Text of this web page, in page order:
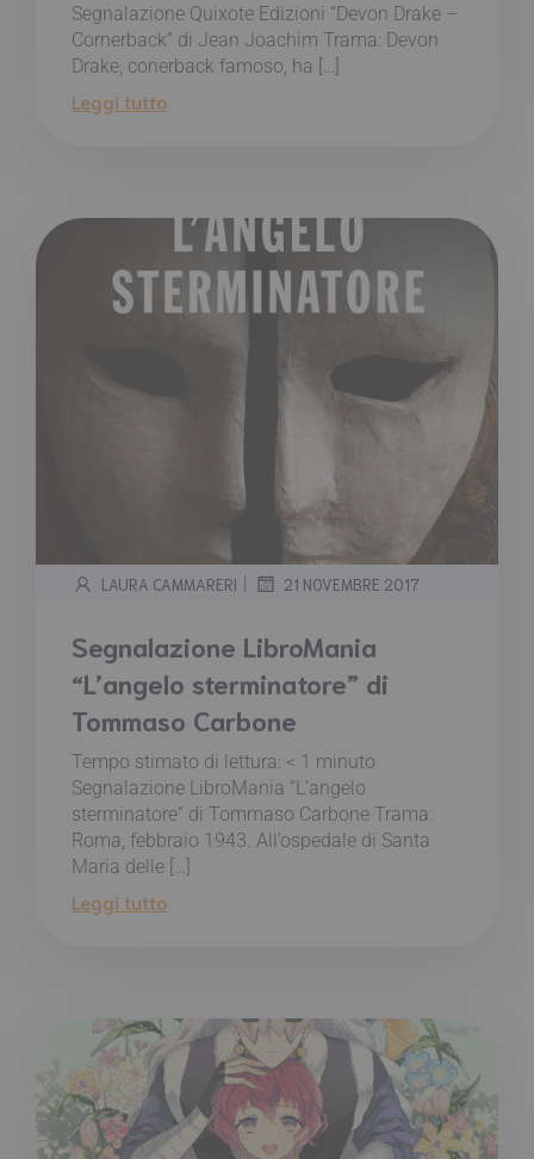
Segnalazione Quixote Edizioni “Devon Drake –
Cornerback” di Jean Joachim Trama: Devon
Drake, conerback famoso, ha […]
Leggi tutto
LAURA CAMMARERI | 21 NOVEMBRE 2017
Segnalazione LibroMania
“L’angelo sterminatore” di
Tommaso Carbone
Tempo stimato di lettura: < 1 minuto
Segnalazione LibroMania “L’angelo
sterminatore” di Tommaso Carbone Trama:
Roma, febbraio 1943. All’ospedale di Santa
Maria delle […]
Leggi tutto